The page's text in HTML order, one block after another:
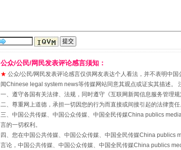
站台名比不上好声名
公众/公民/网民发表评论感言须知：
★ 公众/公民/网民发表评论感言仅供网友表达个人看法，并不表明中
闻Chinese legal system news等传媒网站同意其观点或证实其描述。
一、遵守各国有关法律、法规，同时遵守《互联网新闻信息服务管理规
二、尊重网上道德，承担一切因您的行为而直接或间接引起的法律责任
三、中国公共传媒、中国公众传媒、中国全民传媒China publics
言的一切权利。
四、您在中国公共传媒、中国公众传媒、中国全民传媒China
言论，中国公共传媒、中国公众传媒、中国全民传媒China publics